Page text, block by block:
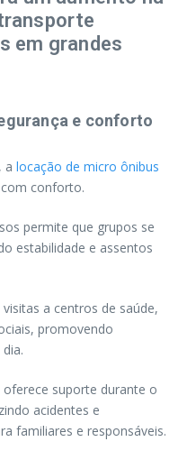
em grandes
e conforto
a locação de micro ônibus
conforto.
permite que grupos se
estabilidade e assentos
a centros de saúde,
promovendo
suporte durante o
acidentes e
familiares e responsáveis.